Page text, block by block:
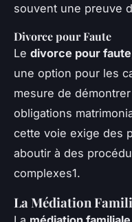
souvent une preuve
Divorce pour Faute
Le divorce pour faute
une option pour les
mesure de
obligations
cette voie exige des
aboutir à des
complexes1.
La Médiation